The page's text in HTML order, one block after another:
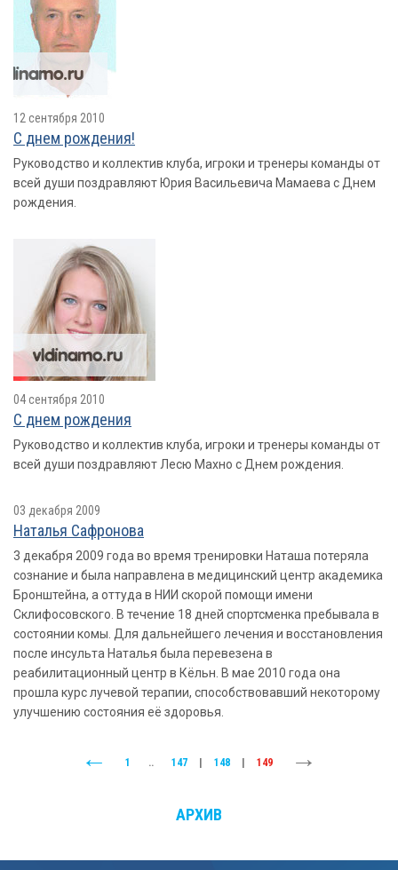
12 сентября 2010
С днем рождения!
Руководство и коллектив клуба, игроки и тренеры команды от
всей души поздравляют Юрия Васильевича Мамаева с Днем
рождения.
04 сентября 2010
С днем рождения
Руководство и коллектив клуба, игроки и тренеры команды от
всей души поздравляют Лесю Махно с Днем рождения.
03 декабря 2009
Наталья Сафронова
3 декабря 2009 года во время тренировки Наташа потеряла
сознание и была направлена в медицинский центр академика
Бронштейна, а оттуда в НИИ скорой помощи имени
Склифосовского. В течение 18 дней спортсменка пребывала в
состоянии комы. Для дальнейшего лечения и восстановления
после инсульта Наталья была перевезена в
реабилитационный центр в Кёльн. В мае 2010 года она
прошла курс лучевой терапии, способствовавший некоторому
улучшению состояния её здоровья.
1 .. 147 | 148 | 149
АРХИВ